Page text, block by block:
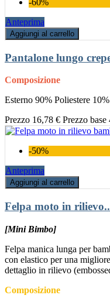
-60%
Anteprima
Aggiungi al carrello
Pantalone lungo
Composizione
Esterno 90% Poliestere
Prezzo 16,78 € Prezzo base
-50%
Anteprima
Aggiungi al carrello
Felpa moto in
[Mini Bimbo]
Felpa manica lunga per
con elastico per una
dettaglio in rilievo
Composizione